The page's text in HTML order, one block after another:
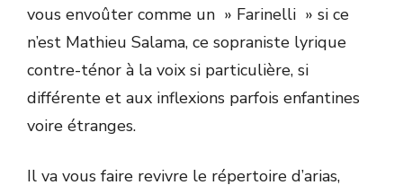
vous envoûter comme un » Farinelli » si ce
n’est Mathieu Salama, ce sopraniste lyrique
contre-ténor à la voix si particulière, si
différente et aux inflexions parfois enfantines
voire étranges.
Il va vous faire revivre le répertoire d’arias,